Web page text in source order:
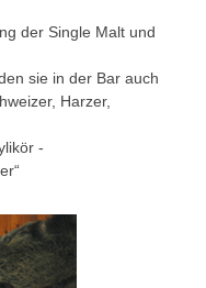
der Single Malt und
sie in der Bar auch
Harzer,
-